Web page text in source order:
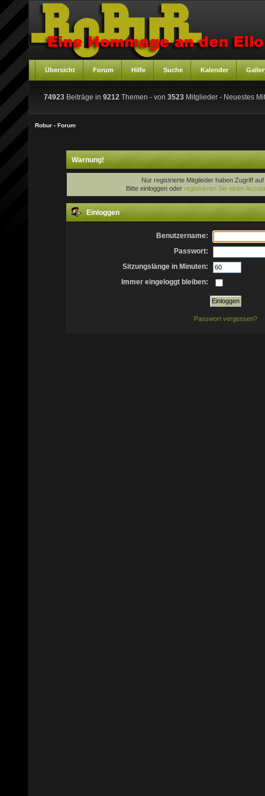
Übersicht Forum Hilfe Suche Kalender
74923 Beiträge in 9212 Themen - von 3523 Mitglieder - Neuestes
Robur - Forum
Warnung!
Nur registrierte Mitglieder haben Zugriff
Bitte einloggen oder registrieren Sie einen
Einloggen
Benutzername:
Passwort:
Sitzungslänge in Minuten:
Immer eingeloggt bleiben:
Passwort vergessen?